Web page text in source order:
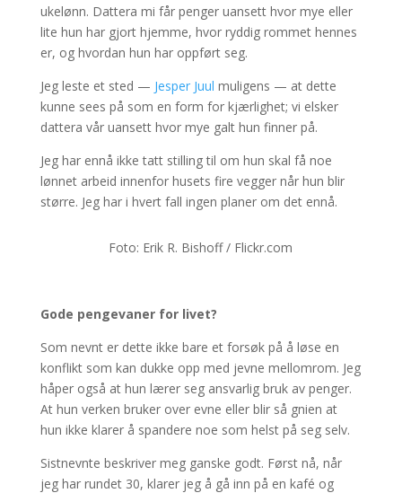
ukelønn. Dattera mi får penger uansett hvor mye eller
lite hun har gjort hjemme, hvor ryddig rommet hennes
er, og hvordan hun har oppført seg.
Jeg leste et sted — Jesper Juul muligens — at dette
kunne sees på som en form for kjærlighet; vi elsker
dattera vår uansett hvor mye galt hun finner på.
Jeg har ennå ikke tatt stilling til om hun skal få noe
lønnet arbeid innenfor husets fire vegger når hun blir
større. Jeg har i hvert fall ingen planer om det ennå.
Foto: Erik R. Bishoff / Flickr.com
Gode pengevaner for livet?
Som nevnt er dette ikke bare et forsøk på å løse en
konflikt som kan dukke opp med jevne mellomrom. Jeg
håper også at hun lærer seg ansvarlig bruk av penger.
At hun verken bruker over evne eller blir så gnien at
hun ikke klarer å spandere noe som helst på seg selv.
Sistnevnte beskriver meg ganske godt. Først nå, når
jeg har rundet 30, klarer jeg å gå inn på en kafé og